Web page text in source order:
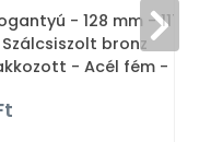
- 128 mm - 117.64
bronz
- Acél fém -
bútorfogantyú